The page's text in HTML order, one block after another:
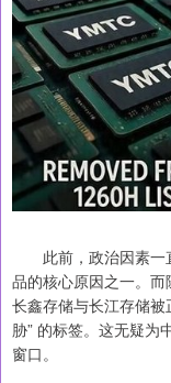
此前，政治因素一
品的核心原因之一。而
长鑫存储与长江存储
胁” 的标签。这无疑为
窗口。